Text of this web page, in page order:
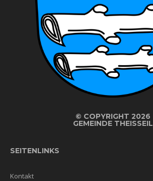
© COPYRIGHT 2026
GEMEINDE THEISSEIL
SEITENLINKS
Kontakt